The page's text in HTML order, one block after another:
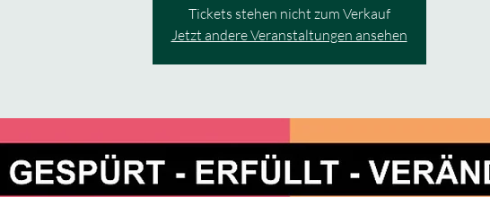
Tickets stehen nicht zum Verkauf
Jetzt andere Veranstaltungen ansehen